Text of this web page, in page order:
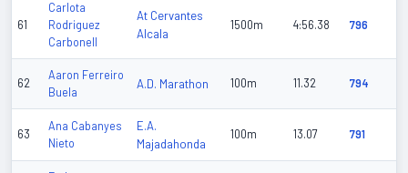
61
Carlota
Rodriguez
Carbonell
At Cervantes
Alcala
1500m 4:56.38 796
62
Aaron Ferreiro
Buela
A.D. Marathon 100m 11.32 794
63
Ana Cabanyes
Nieto
E.A.
Majadahonda
100m 13.07 791